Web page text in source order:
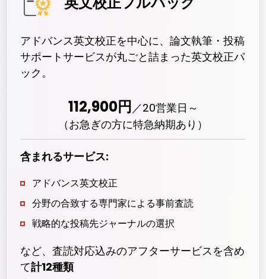
アドバンス英文校正を中心に、論文執筆・投稿
サポートサービスが丸ごと詰まった英文校正パ
ック。
112,900円／20営業日～
（お急ぎの方に特急納期あり）
含まれるサービス:
アドバンス英文校正
分野の合致する専門家による事前査読
戦略的な投稿先ジャーナルの選択
など、査読対応込みのアフターサービスを含め
て計12種類